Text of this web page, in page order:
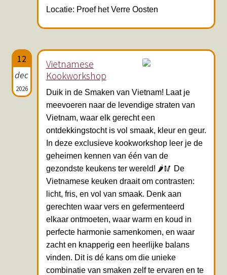
Locatie: Proef het Verre Oosten
12
dec
2026
Vietnamese
Kookworkshop
Duik in de Smaken van Vietnam! Laat je
meevoeren naar de levendige straten van
Vietnam, waar elk gerecht een
ontdekkingstocht is vol smaak, kleur en geur.
In deze exclusieve kookworkshop leer je de
geheimen kennen van één van de
gezondste keukens ter wereld! 🌶️🥢 De
Vietnamese keuken draait om contrasten:
licht, fris, en vol van smaak. Denk aan
gerechten waar vers en gefermenteerd
elkaar ontmoeten, waar warm en koud in
perfecte harmonie samenkomen, en waar
zacht en knapperig een heerlijke balans
vinden. Dit is dé kans om die unieke
combinatie van smaken zelf te ervaren en te